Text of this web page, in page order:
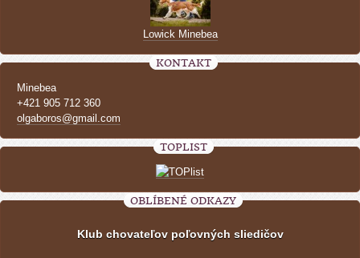
Lowick Minebea
KONTAKT
Minebea
+421 905 712 360
olgaboros@gmail.com
TOPLIST
OBLÍBENÉ ODKAZY
Klub chovateľov poľovných sliedičov